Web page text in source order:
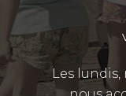
Les lundis,